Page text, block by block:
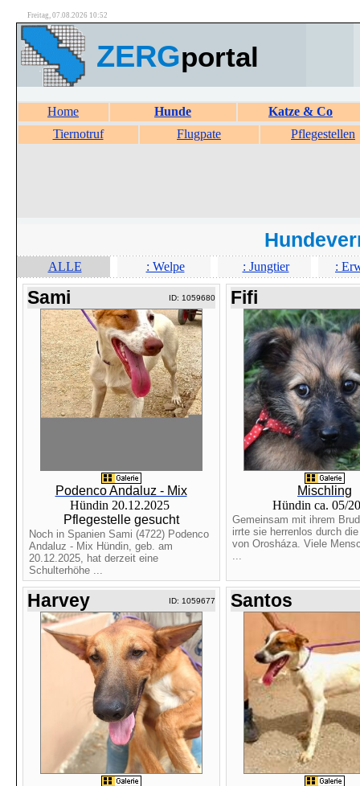
Freitag, 07.08.2026 10:52
ZERGportal
Home Hunde
Katze & Co
Tiernotruf
Flugpate Pflegestellen
ALLE : Welpe : Jungtier :
Sami ID: 1059680
Podenco Andaluz - Mix
Hündin 20.12.2025
Pflegestelle gesucht
Noch in Spanien Sami (4722) Podenco
Andaluz - Mix Hündin, geb. am
20.12.2025, hat derzeit eine
Schulterhöhe ...
Fifi
Mischling
Hündin ca. 05/
Gemeinsam mit ihrem
irrte sie herrenlos durch
von Orosháza. Viele
...
Harvey ID: 1059677 Santos